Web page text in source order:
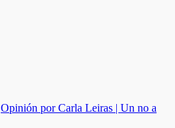
Opinión por Carla Leiras | Un no a